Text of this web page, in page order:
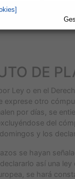
DE
Ley o en el
exprese otro
por días, se
del
y los
se hayan
así una
se hará